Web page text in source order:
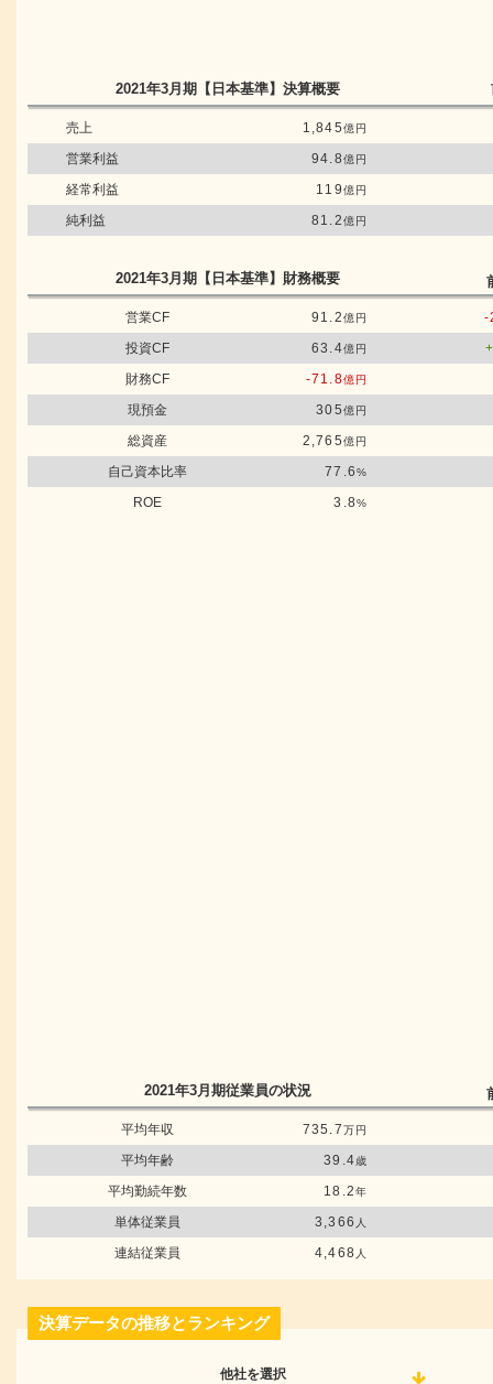
2021年3月期 【日本基準】 決算概要
売上 1,845億円
営業利益 94.8億円
経常利益 119億円
純利益 81.2億円
2021年3月期 【日本基準】 財務概要
営業CF 91.2億円
-
投資CF
63.4億円
財務CF
-71.8億円
現預金 305億円
総資産 2,765億円
自己資本比率 77.6%
ROE 3.8%
2021年3月期従業員の状況
平均年収 735.7万円
平均年齢 39.4歳
平均勤続年数 18.2年
単体従業員 3,366 人
連結従業員 4,468 人
決算データの推移とランキング
他社を選択